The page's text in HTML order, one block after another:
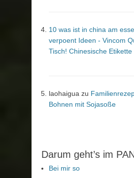
10 was ist in china am
verpoent Ideen - Vincom
Tisch! Chinesische
laohaigua zu
Bohnen mit Sojasoße
Darum geht’s im
Bei mir so